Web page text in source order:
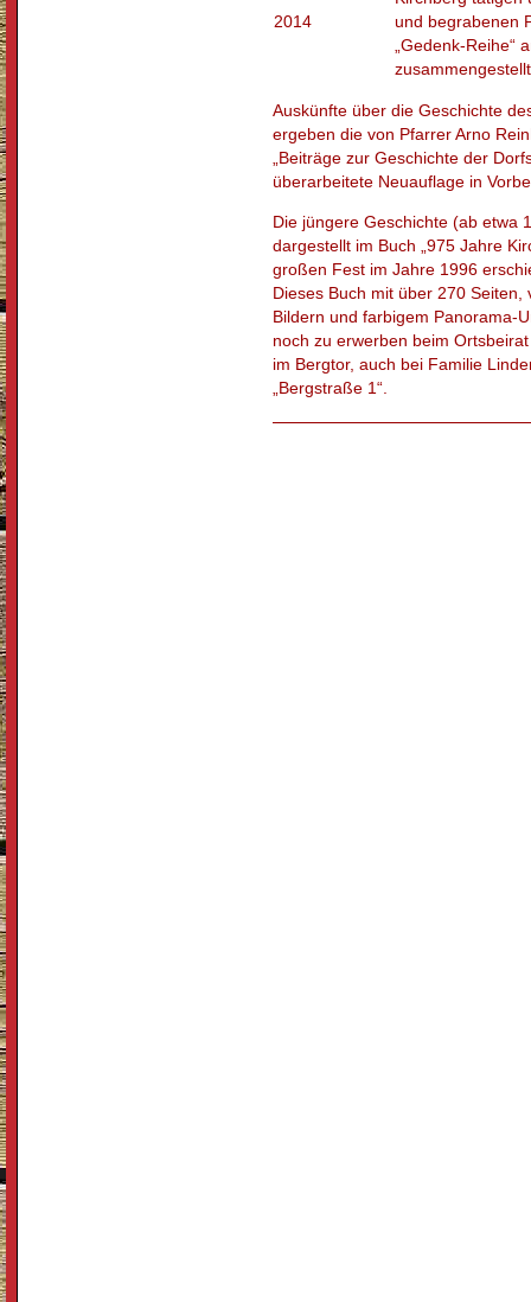
2014
und begrabenen
„Gedenk-Reihe“
Auskünfte über die Geschichte
ergeben die von Pfarrer Arno
„Beiträge zur Geschichte der
überarbeitete Neuauflage in
Die jüngere Geschichte (ab etwa
dargestellt im Buch „975 Jahre
großen Fest im Jahre 1996
Dieses Buch mit über 270 Seiten,
Bildern und farbigem Panorama-
noch zu erwerben beim
im Bergtor, auch bei Familie
„Bergstraße 1“.